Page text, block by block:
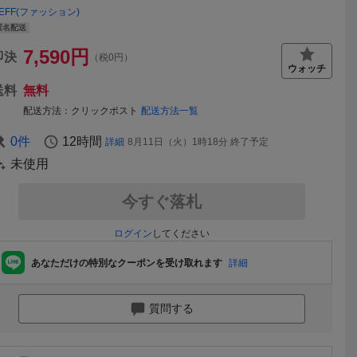
ファッション)
名配送
決 7,590円 （税0円）
料 無料
配送方法 クリックポスト 配送方法一覧
0件 12時間 詳細 8月11日（火）1時18分 終了予定
未使用
今すぐ落札
ログイン してください
あなただけの特別なクーポンを受け取れます 詳細
質問する